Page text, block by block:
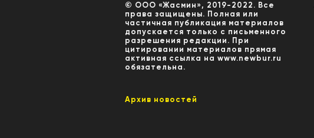
© ООО «Жасмин», 2019-2022. Все
права защищены. Полная или
частичная публикация материалов
допускается только с письменного
разрешения редакции. При
цитировании материалов прямая
активная ссылка на www.newbur.ru
обязательна.
Архив новостей